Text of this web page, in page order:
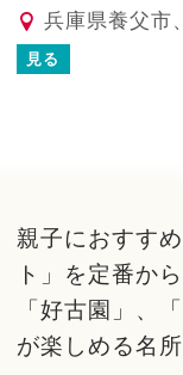
兵庫県養父市
見る
親子におすす
ト」を定番か
「好古園」、
が楽しめる名